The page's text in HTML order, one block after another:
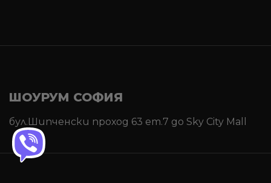
ШОУРУМ СОФИЯ
бул.Шипченски проход 63 ет.7 до Sky City Mall